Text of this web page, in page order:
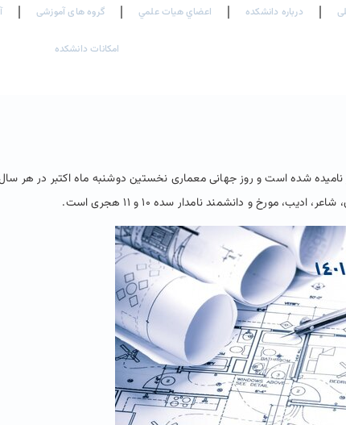
درباره دانشکده اعضاي هيات علمي گروه های آموزشی
امکانات دانشکده
نامیده شده است و روز جهانی معماری نخستین دوشنبه ماه اکتبر در هر
مورخ و دانشمند نامدار سده ۱۰ و ۱۱ هجری است.